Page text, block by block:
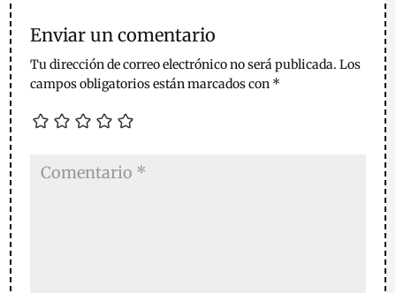
Enviar un comentario
Tu dirección de correo electrónico no será publicada. Los
campos obligatorios están marcados con *